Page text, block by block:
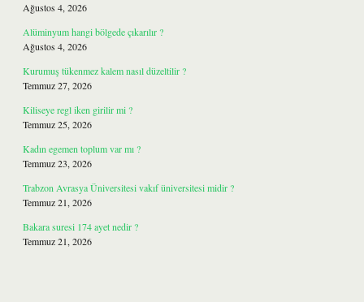
Ağustos 4, 2026
Alüminyum hangi bölgede çıkarılır ?
Ağustos 4, 2026
Kurumuş tükenmez kalem nasıl düzeltilir ?
Temmuz 27, 2026
Kiliseye regl iken girilir mi ?
Temmuz 25, 2026
Kadın egemen toplum var mı ?
Temmuz 23, 2026
Trabzon Avrasya Üniversitesi vakıf üniversitesi midir ?
Temmuz 21, 2026
Bakara suresi 174 ayet nedir ?
Temmuz 21, 2026